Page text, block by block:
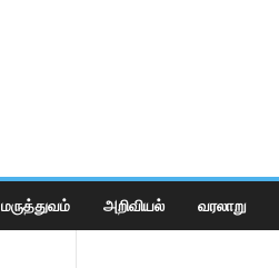
மருத்துவம் அறிவியல் வரலாறு